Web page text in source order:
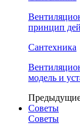
принцип
Сантехника
модель и
Советы
Советы